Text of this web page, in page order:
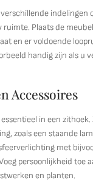
indelingen
Plaats de
en er voldoende
handig zijn als u
Accessoires
in een zithoek.
zoals een staande
met
persoonlijkheid toe
en planten.